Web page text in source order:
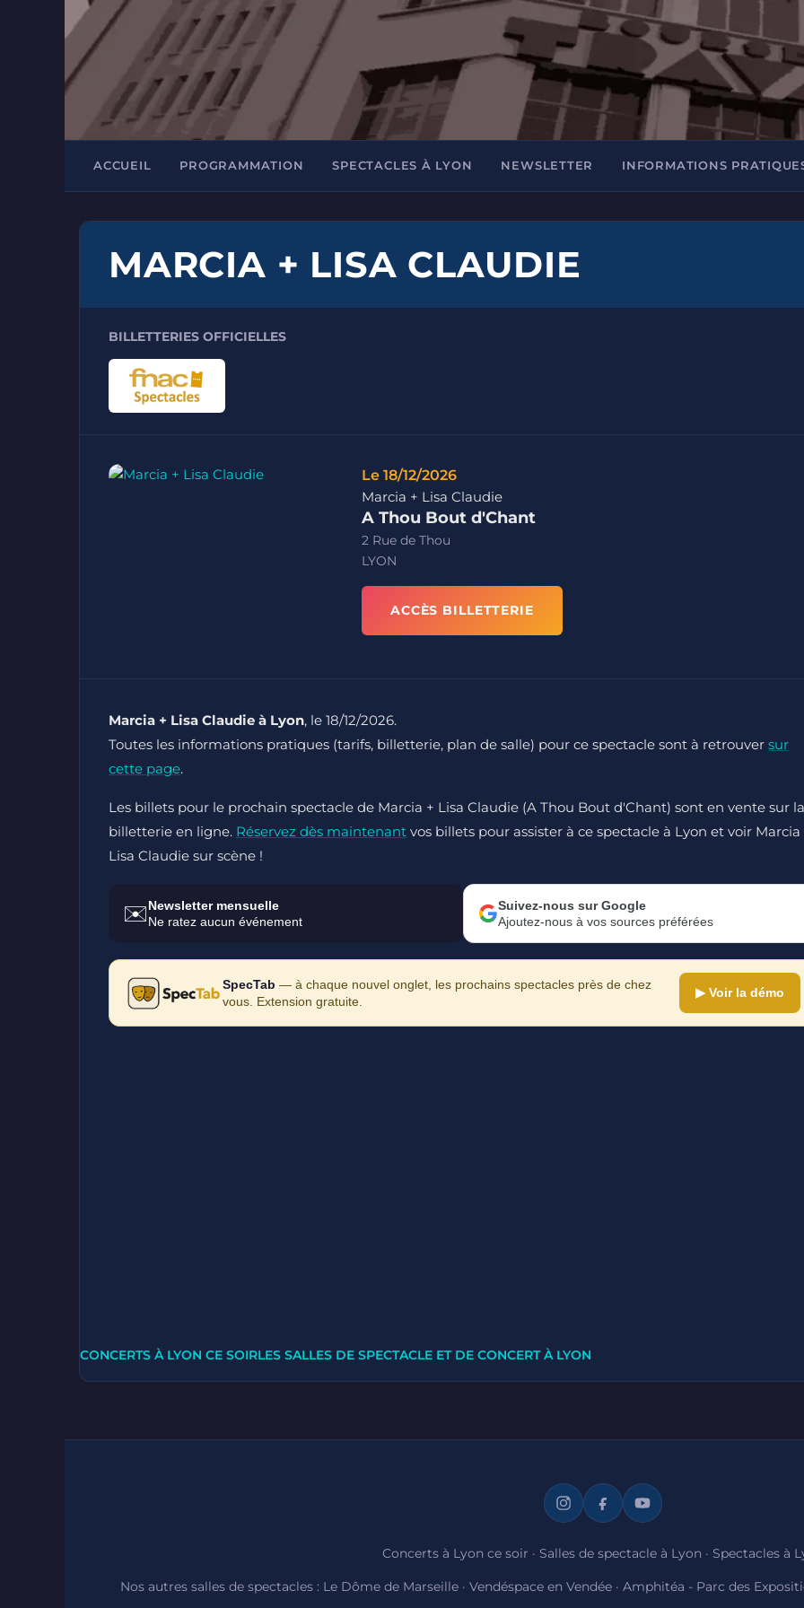
ACCUEIL PROGRAMMATION SPECTACLES À LYON NEWSLETTER INFORMATIONS
MARCIA + LISA CLAUDIE
BILLETTERIES OFFICIELLES
Le 18/12/2026
Marcia + Lisa Claudie
A Thou Bout d'Chant
2 Rue de Thou
LYON
ACCÈS BILLETTERIE
Marcia + Lisa Claudie à Lyon, le 18/12/2026.
Toutes les informations pratiques (tarifs, billetterie, plan de salle) pour ce spectacle sont à retrouver sur
cette page.
Les billets pour le prochain spectacle de Marcia + Lisa Claudie (A Thou Bout d'Chant) sont en vente sur la
billetterie en ligne. Réservez dès maintenant vos billets pour assister à ce spectacle à Lyon et voir Marcia
Lisa Claudie sur scène !
✉️Newsletter mensuelle
Ne ratez aucun événement
Suivez-nous sur Google
Ajoutez-nous à vos sources préférées
SpecTab — à chaque nouvel onglet, les prochains spectacles près de chez
vous. Extension gratuite.
▶ Voir la démo
CONCERTS À LYON CE SOIRLES SALLES DE SPECTACLE ET DE CONCERT À LYON
Concerts à Lyon ce soir · Salles de spectacle à Lyon · Spectacles à
Nos autres salles de spectacles : Le Dôme de Marseille · Vendéspace en Vendée · Amphitéa - Parc des